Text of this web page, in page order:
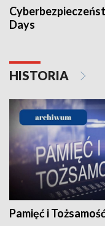
Days
HISTORIA
Pamięć i